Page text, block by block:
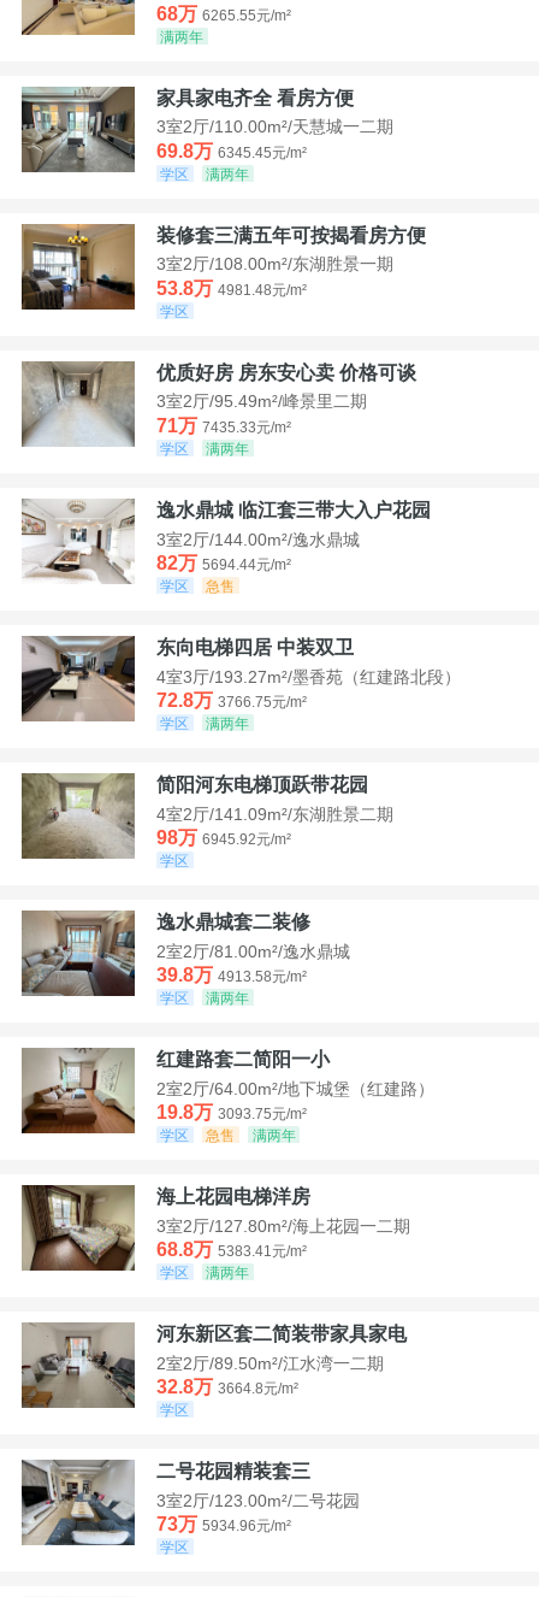
68万 6265.55元/m²
满两年
家具家电齐全 看房方便
3室2厅/110.00m²/天慧城一二期
69.8万 6345.45元/m²
学区
满两年
装修套三满五年可按揭看房方便
3室2厅/108.00m²/东湖胜景一期
53.8万 4981.48元/m²
学区
优质好房 房东安心卖 价格可谈
3室2厅/95.49m²/峰景里二期
71万 7435.33元/m²
学区
满两年
逸水鼎城 临江套三带大入户花园
3室2厅/144.00m²/逸水鼎城
82万 5694.44元/m²
学区
急售
东向电梯四居 中装双卫
4室3厅/193.27m²/墨香苑（红建路北段）
72.8万 3766.75元/m²
学区
满两年
简阳河东电梯顶跃带花园
4室2厅/141.09m²/东湖胜景二期
98万 6945.92元/m²
学区
逸水鼎城套二装修
2室2厅/81.00m²/逸水鼎城
39.8万 4913.58元/m²
学区
满两年
红建路套二简阳一小
2室2厅/64.00m²/地下城堡（红建路）
19.8万 3093.75元/m²
学区
急售 满两年
海上花园电梯洋房
3室2厅/127.80m²/海上花园一二期
68.8万 5383.41元/m²
学区
满两年
河东新区套二简装带家具家电
2室2厅/89.50m²/江水湾一二期
32.8万 3664.8元/m²
学区
二号花园精装套三
3室2厅/123.00m²/二号花园
73万 5934.96元/m²
学区